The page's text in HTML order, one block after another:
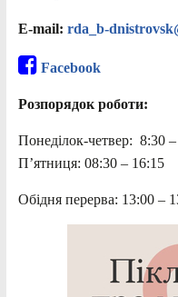
E-mail: rda_b-
Facebook
Розпорядок роботи:
Понеділок-четвер: 8:30
П’ятниця: 08:30 – 16:15
Обідня перерва: 13:00 –